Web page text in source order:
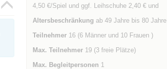
4,50 €/Spiel und ggf. Leihschuhe 2,40 € und
Altersbeschränkung ab 49 Jahre bis 80 Jahre
Teilnehmer16 (6 Männer und 10 Frauen )
Max. Teilnehmer19 (3 freie Plätze)
Max. Begleitpersonen 1